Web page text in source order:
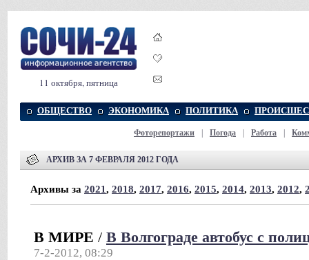
11 октября, пятница
ОБЩЕСТВО ЭКОНОМИКА ПОЛИТИКА
Фоторепортажи Погода Работа
АРХИВ ЗА 7 ФЕВРАЛЯ 2012 ГОДА
Архивы за 2021, 2018, 2017, 2016, 2015, 2014, 2013, 2012,
В МИРЕ / В Волгограде автобус с
7-2-2012, 08:29